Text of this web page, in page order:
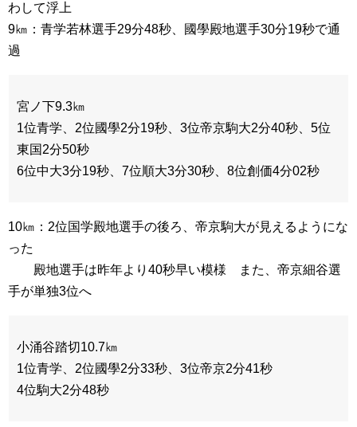
わして浮上
9㎞：青学若林選手29分48秒、國學殿地選手30分19秒で通
過
宮ノ下9.3㎞
1位青学、2位國學2分19秒、3位帝京駒大2分40秒、5位
東国2分50秒
6位中大3分19秒、7位順大3分30秒、8位創価4分02秒
10㎞：2位国学殿地選手の後ろ、帝京駒大が見えるようにな
った
殿地選手は昨年より40秒早い模様 また、帝京細谷選
手が単独3位へ
小涌谷踏切10.7㎞
1位青学、2位國學2分33秒、3位帝京2分41秒
4位駒大2分48秒